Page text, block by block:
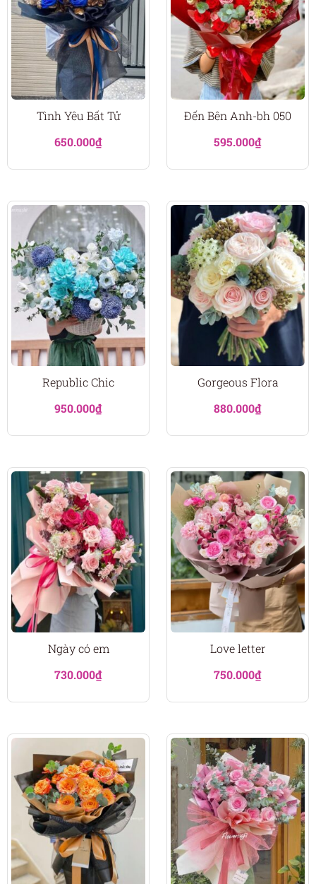
Tình Yêu Bất Tử
650.000₫
Đến Bên Anh-bh 050
595.000₫
Republic Chic
950.000₫
Gorgeous Flora
880.000₫
Ngày có em
730.000₫
Love letter
750.000₫